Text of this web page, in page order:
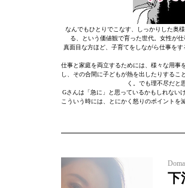
なんでもひとりでこなす、しっかりした奥
る、という価値観で育った世代。女性が
真面目な方ほど、子育てをしながら仕事を
仕事と家庭を両立するためには、様々な用事
し、その合間に子どもが熱を出したりする
く。でも理不尽だと
Gさんは「急に」と思っているかもしれない
こういう時には、とにかく怒りのポイント
下